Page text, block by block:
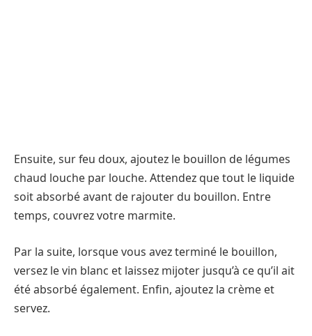
Ensuite, sur feu doux, ajoutez le bouillon de légumes
chaud louche par louche. Attendez que tout le liquide
soit absorbé avant de rajouter du bouillon. Entre
temps, couvrez votre marmite.
Par la suite, lorsque vous avez terminé le bouillon,
versez le vin blanc et laissez mijoter jusqu’à ce qu’il ait
été absorbé également. Enfin, ajoutez la crème et
servez.